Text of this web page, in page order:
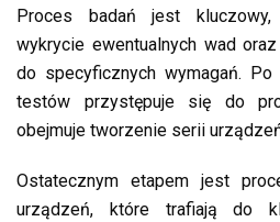
Proces badań jest
wykrycie ewentualnych wad
do specyficznych wymagań. Po
testów przystępuje się do
obejmuje tworzenie serii
Ostatecznym etapem jest
urządzeń, które trafiają do